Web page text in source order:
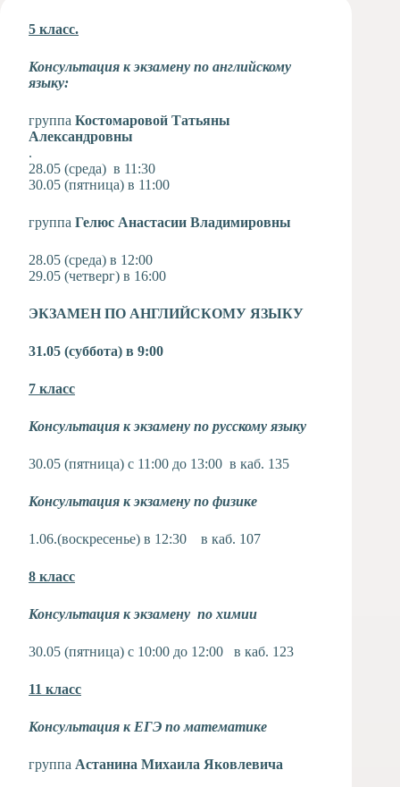
Музыкальное
отделение
Служба
Тьюторская
5 класс.
Консультация к экзамену по английскому
языку:
группа Костомаровой Татьяны
Александровны
.
28.05 (среда) в 11:30
30.05 (пятница) в 11:00
группа Гелюс Анастасии Владимировны
28.05 (среда) в 12:00
29.05 (четверг) в 16:00
ЭКЗАМЕН ПО АНГЛИЙСКОМУ ЯЗЫКУ
31.05 (суббота) в 9:00
7 класс
Консультация к экзамену по русскому языку
30.05 (пятница) с 11:00 до 13:00 в каб. 135
Консультация к экзамену по физике
1.06.(воскресенье) в 12:30 в каб. 107
8 класс
Консультация к экзамену по химии
30.05 (пятница) с 10:00 до 12:00 в каб. 123
11 класс
Консультация к ЕГЭ по математике
группа Астанина Михаила Яковлевича